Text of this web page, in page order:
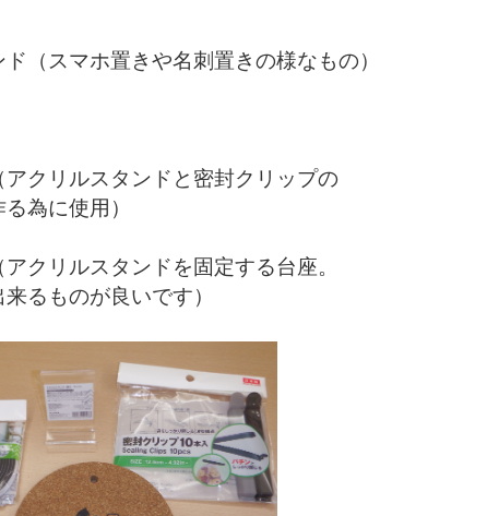
ド（スマホ置きや名刺置きの様なもの）
アクリルスタンドと密封クリップの
為に使用）
クリルスタンドを固定する台座。
るものが良いです）